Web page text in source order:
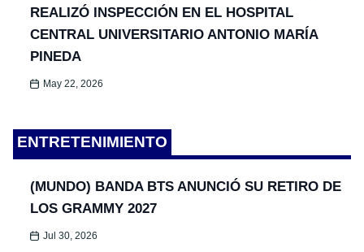
REALIZÓ INSPECCIÓN EN EL HOSPITAL
CENTRAL UNIVERSITARIO ANTONIO MARÍA
PINEDA
May 22, 2026
ENTRETENIMIENTO
(MUNDO) BANDA BTS ANUNCIÓ SU RETIRO DE
LOS GRAMMY 2027
Jul 30, 2026